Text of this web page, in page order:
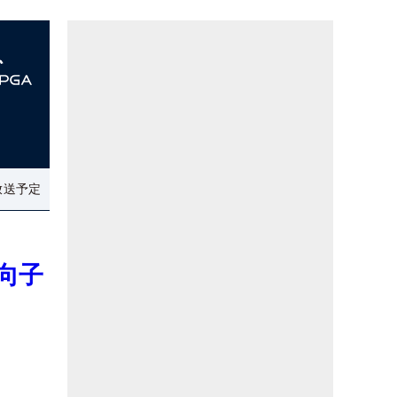
予定
子